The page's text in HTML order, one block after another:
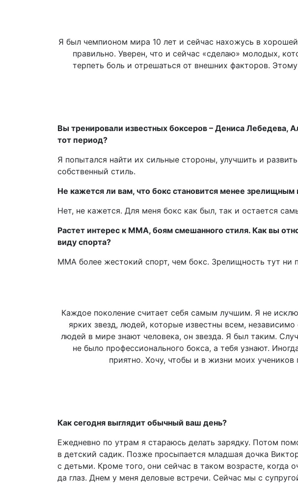
Я был чемпионом мира 10 лет и сейчас нахожусь в
правильно. Уверен, что и сейчас «сделаю» молодых,
терпеть боль и отрешаться от внешних факторов.
Вы тренировали известных боксеров – Дениса Лебедева,
тот период?
Я попытался найти их сильные стороны, улучшить и
собственный стиль.
Не кажется ли вам, что бокс становится менее
Нет, не кажется. Для меня бокс как был, так и остается
Растет интерес к MMA, боям смешанного стиля. Как вы
виду спорта?
MMA более жестокий спорт, чем бокс. Зрелищность тут
Каждое поколение считает себя самым лучшим. Я не
ярких звезд, людей, которые известны всем,
людей в мире знают человека, он звезда. Я был таким.
не было профессионального бокса, а тебя узнают.
приятно. Хочу, чтобы и в жизни моих
Как сегодня выглядит обычный ваш день?
Ежедневно по утрам я стараюсь делать зарядку. Потом
в детский садик. Позже просыпается младшая дочка
с детьми. Кроме того, они сейчас в таком возрасте, когда
да глаз. Днем у меня деловые встречи. Сейчас мы с